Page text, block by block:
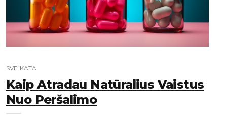
SVEIKATA
Kaip Atradau Natūralius Vaistus
Nuo Peršalimo